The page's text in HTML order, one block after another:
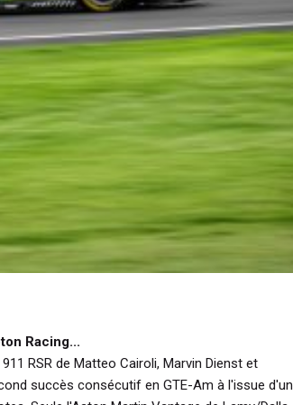
Racing...
RSR de Matteo Cairoli, Marvin Dienst et
succès consécutif en GTE-Am à l'issue d'un